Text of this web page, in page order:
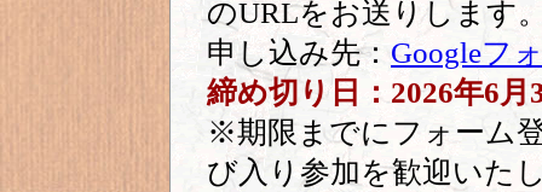
のURLをお送りします
申し込み先： Googleフ
締め切り日：2026年6月
※期限までにフォーム
び入り参加を歓迎いた